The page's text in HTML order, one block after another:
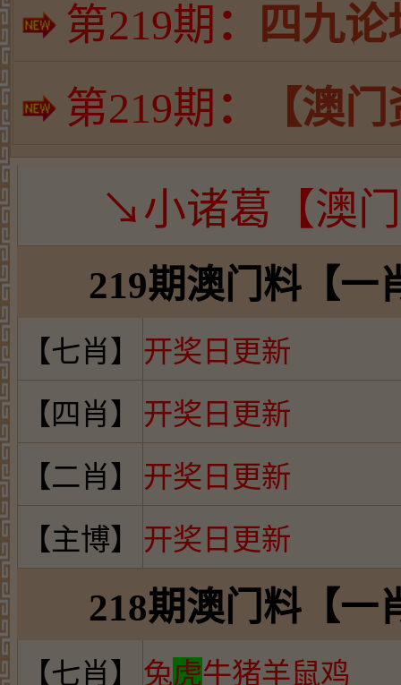
第219期 ：
四九
第219期 ： 【澳